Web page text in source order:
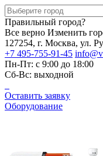
Правильный город?
Все верно Изменить
127254, г. Москва, ул.
+7 495-755-91-45
Пн-Пт: с 9:00 до 18:00
Сб-Вс: выходной
Оставить заявку
Оборудование